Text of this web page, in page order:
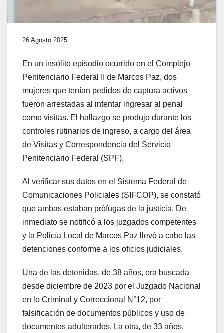
26 Agosto 2025
En un insólito episodio ocurrido en el Complejo
Penitenciario Federal II de Marcos Paz, dos
mujeres que tenían pedidos de captura activos
fueron arrestadas al intentar ingresar al penal
como visitas. El hallazgo se produjo durante los
controles rutinarios de ingreso, a cargo del área
de Visitas y Correspondencia del Servicio
Penitenciario Federal (SPF).
Al verificar sus datos en el Sistema Federal de
Comunicaciones Policiales (SIFCOP), se constató
que ambas estaban prófugas de la justicia. De
inmediato se notificó a los juzgados competentes
y la Policía Local de Marcos Paz llevó a cabo las
detenciones conforme a los oficios judiciales.
Una de las detenidas, de 38 años, era buscada
desde diciembre de 2023 por el Juzgado Nacional
en lo Criminal y Correccional N°12, por
falsificación de documentos públicos y uso de
documentos adulterados. La otra, de 33 años,